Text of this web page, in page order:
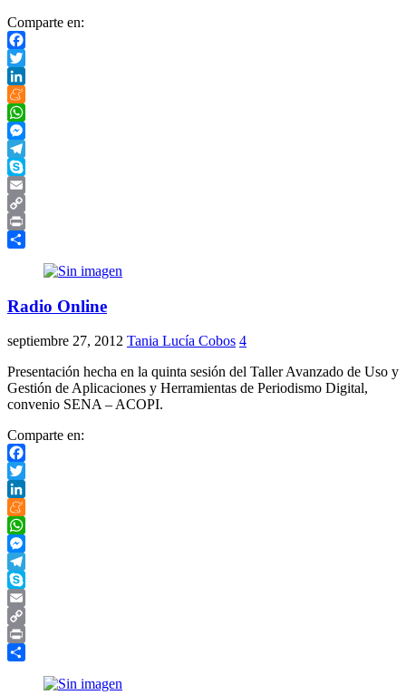
Comparte en:
Facebook
Twitter
LinkedIn
Meneame
WhatsApp
Messenger
Telegram
Skype
Email
Copy
Link
Print
Radio Online
septiembre 27, 2012 Tania Lucía Cobos 4
Presentación hecha en la quinta sesión del Taller Avanzado de Uso y
Gestión de Aplicaciones y Herramientas de Periodismo Digital,
convenio SENA – ACOPI.
Comparte en:
Facebook
Twitter
LinkedIn
Meneame
WhatsApp
Messenger
Telegram
Skype
Email
Copy
Link
Print